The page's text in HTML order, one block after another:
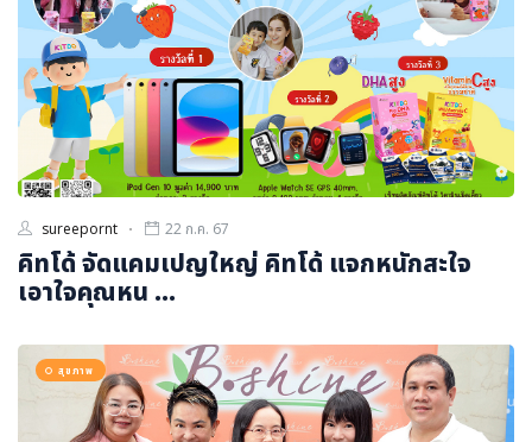
sureepornt 22 ก.ค. 67
คิทโด้ จัดแคมเปญใหญ่ คิทโด้ แจกหนักสะใจ
เอาใจคุณหน ...
สุขภาพ